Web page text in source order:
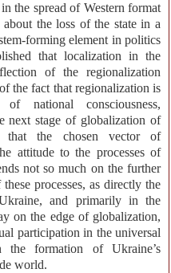
the spread of Western format
the loss of the state in a
forming element in politics
that localization in the
of the regionalization
the fact that regionalization is
national consciousness,
next stage of globalization of
that the chosen vector of
attitude to the processes of
not so much on the further
processes, as directly the
and primarily in the
on the edge of globalization,
participation in the universal
the formation of Ukraine’s
world.